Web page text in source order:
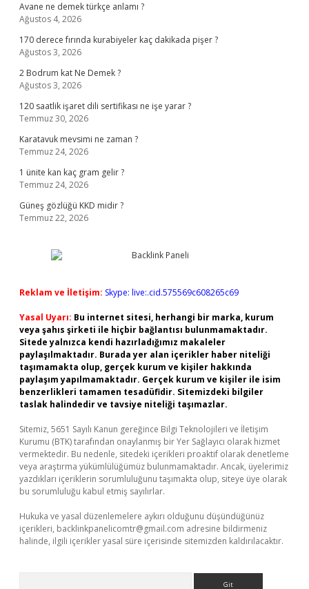
Avane ne demek türkçe anlamı ?
Ağustos 4, 2026
170 derece fırında kurabiyeler kaç dakikada pişer ?
Ağustos 3, 2026
2 Bodrum kat Ne Demek ?
Ağustos 3, 2026
120 saatlik işaret dili sertifikası ne işe yarar ?
Temmuz 30, 2026
Karatavuk mevsimi ne zaman ?
Temmuz 24, 2026
1 ünite kan kaç gram gelir ?
Temmuz 24, 2026
Güneş gözlüğü KKD midir ?
Temmuz 22, 2026
Reklam ve İletişim: Skype: live:.cid.575569c608265c69
Yasal Uyarı: Bu internet sitesi, herhangi bir marka, kurum
veya şahıs şirketi ile hiçbir bağlantısı bulunmamaktadır.
Sitede yalnızca kendi hazırladığımız makaleler
paylaşılmaktadır. Burada yer alan içerikler haber niteliği
taşımamakta olup, gerçek kurum ve kişiler hakkında
paylaşım yapılmamaktadır. Gerçek kurum ve kişiler ile isim
benzerlikleri tamamen tesadüfidir. Sitemizdeki bilgiler
taslak halindedir ve tavsiye niteliği taşımazlar.
Sitemiz, 5651 Sayılı Kanun gereğince Bilgi Teknolojileri ve İletişim
Kurumu (BTK) tarafından onaylanmış bir Yer Sağlayıcı olarak hizmet
vermektedir. Bu nedenle, sitedeki içerikleri proaktif olarak denetleme
veya araştırma yükümlülüğümüz bulunmamaktadır. Ancak, üyelerimiz
yazdıkları içeriklerin sorumluluğunu taşımakta olup, siteye üye olarak
bu sorumluluğu kabul etmiş sayılırlar.
Hukuka ve yasal düzenlemelere aykırı olduğunu düşündüğünüz
içerikleri, backlinkpanelicomtr@gmail.com adresine bildirmeniz
halinde, ilgili içerikler yasal süre içerisinde sitemizden kaldırılacaktır.